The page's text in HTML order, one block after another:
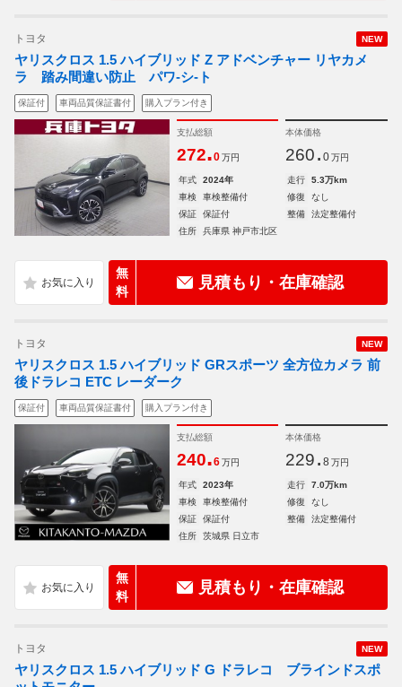
NEW
トヨタ
ヤリスクロス 1.5 ハイブリッド Z アドベンチャー リヤカメ
ラ 踏み間違い防止 パワ-シ-ト
保証付 車両品質保証書付 購入プラン付き
支払総額
272.0 万円
本体価格
260. 0 万円
年式 2024年 走行
5.3万km
車検
車検整備付 修復
なし
保証
保証付 整備
法定整備付
住所
兵庫県 神戸市北区
無
料
見積もり・在庫確認
NEW
トヨタ
ヤリスクロス 1.5 ハイブリッド GRスポーツ 全方位カメラ 前
後ドラレコ ETC レーダーク
保証付 車両品質保証書付 購入プラン付き
支払総額
240.6 万円
本体価格
229. 8 万円
年式 2023年 走行
7.0万km
車検
車検整備付 修復
なし
保証
保証付 整備
法定整備付
住所
茨城県 日立市
無
料
見積もり・在庫確認
NEW
トヨタ
ヤリスクロス 1.5 ハイブリッド G ドラレコ ブラインドスポ